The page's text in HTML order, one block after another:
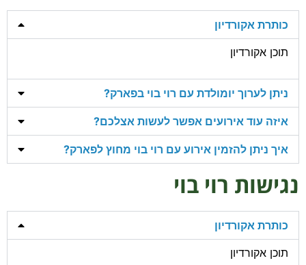
כותרת אקורדיון
תוכן אקורדיון
ניתן לערוך יומולדת עם רוי בוי בפארק?
איזה עוד אירועים אפשר לעשות אצלכם?
איך ניתן להזמין אירוע עם רוי בוי מחוץ לפארק?
נגישות רוי בוי
כותרת אקורדיון
תוכן אקורדיון